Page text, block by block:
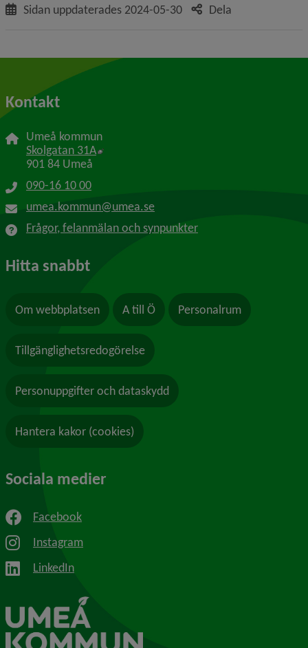
Sidan uppdaterades 2024-05-30 Dela
Kontakt
Umeå kommun
Skolgatan 31A Länk till annan webbplats, öppnas i nytt
901 84 Umeå
090-16 10 00
umea.kommun@umea.se
Frågor, felanmälan och synpunkter
Hitta snabbt
Om webbplatsen A till Ö Personalrum
Tillgänglighetsredogörelse
Personuppgifter och dataskydd
Hantera kakor (cookies)
Sociala medier
Facebook
Instagram
LinkedIn